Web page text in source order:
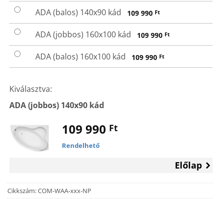
ADA (balos) 140x90 kád 109 990 Ft
ADA (jobbos) 160x100 kád 109 990 Ft
ADA (balos) 160x100 kád 109 990 Ft
Kiválasztva:
ADA (jobbos) 140x90 kád
109 990 Ft
Rendelhető
Előlap
Cikkszám:COM-WAA-xxx-NP